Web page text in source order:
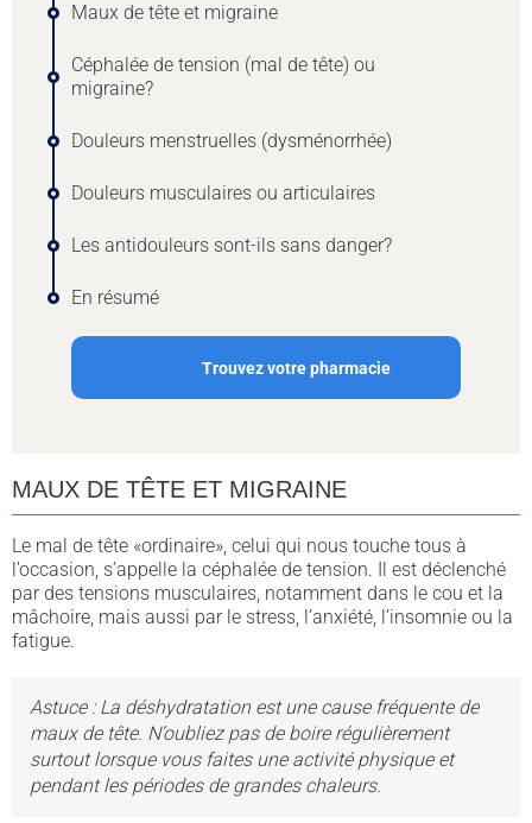
Maux de tête et migraine
Céphalée de tension (mal de tête) ou
migraine?
Douleurs menstruelles (dysménorrhée)
Douleurs musculaires ou articulaires
Les antidouleurs sont-ils sans danger?
En résumé
Trouvez votre pharmacie
MAUX DE TÊTE ET MIGRAINE
Le mal de tête «ordinaire», celui qui nous touche tous à
l’occasion, s’appelle la céphalée de tension. Il est déclenché
par des tensions musculaires, notamment dans le cou et la
mâchoire, mais aussi par le stress, l’anxiété, l’insomnie ou la
fatigue.
Astuce : La déshydratation est une cause fréquente de
maux de tête. N’oubliez pas de boire régulièrement
surtout lorsque vous faites une activité physique et
pendant les périodes de grandes chaleurs.